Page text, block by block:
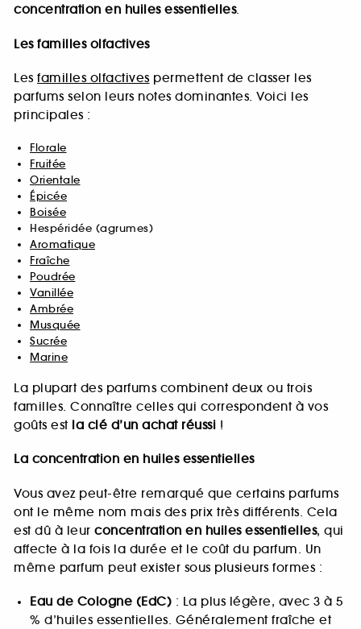
concentration en huiles essentielles.
Les familles olfactives
Les familles olfactives permettent de classer les
parfums selon leurs notes dominantes. Voici les
principales :
Florale
Fruitée
Orientale
Épicée
Boisée
Hespéridée (agrumes)
Aromatique
Fraîche
Poudrée
Vanillée
Ambrée
Musquée
Sucrée
Marine
La plupart des parfums combinent deux ou trois
familles. Connaître celles qui correspondent à vos
goûts est la clé d’un achat réussi !
La concentration en huiles essentielles
Vous avez peut-être remarqué que certains parfums
ont le même nom mais des prix très différents. Cela
est dû à leur concentration en huiles essentielles, qui
affecte à la fois la durée et le coût du parfum. Un
même parfum peut exister sous plusieurs formes :
Eau de Cologne (EdC) : La plus légère, avec 3 à 5
% d’huiles essentielles. Généralement fraîche et